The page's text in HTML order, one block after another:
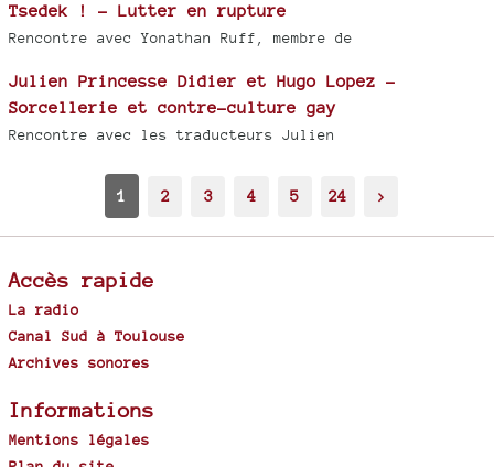
Tsedek ! - Lutter en rupture
Rencontre avec Yonathan Ruff, membre de
Julien Princesse Didier et Hugo Lopez -
Sorcellerie et contre-culture gay
Rencontre avec les traducteurs Julien
1 2 3 4 5 24 >
Accès rapide
La radio
Canal Sud à Toulouse
Archives sonores
Informations
Mentions légales